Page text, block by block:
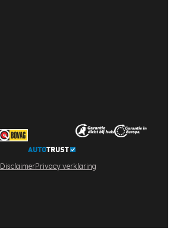
DisclaimerPrivacy verklaring